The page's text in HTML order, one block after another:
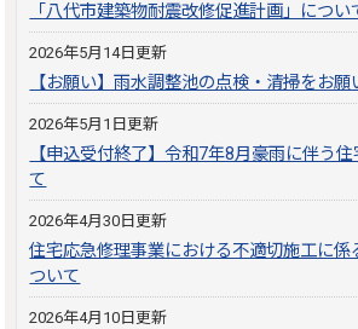
「八代市建築物耐震改修促進計画」につい
2026年5月14日更新
【お願い】雨水調整池の点検・清掃をお願
2026年5月1日更新
【申込受付終了】令和7年8月豪雨に伴う
て
2026年4月30日更新
住宅応急修理事業における不適切施工に係
ついて
2026年4月10日更新